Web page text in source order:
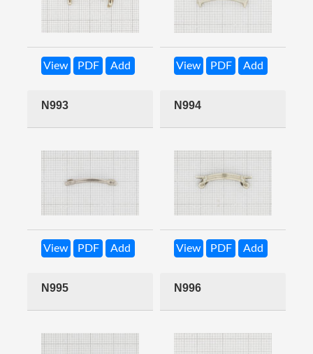
View PDF Add View PDF Add
N993
View PDF Add
N994
View PDF Add
N995 N996